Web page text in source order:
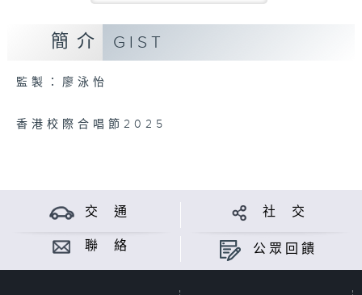
簡介 GIST
監製：廖泳怡
香港校際合唱節2025
交 通 社 交
聯 絡 公眾回饋